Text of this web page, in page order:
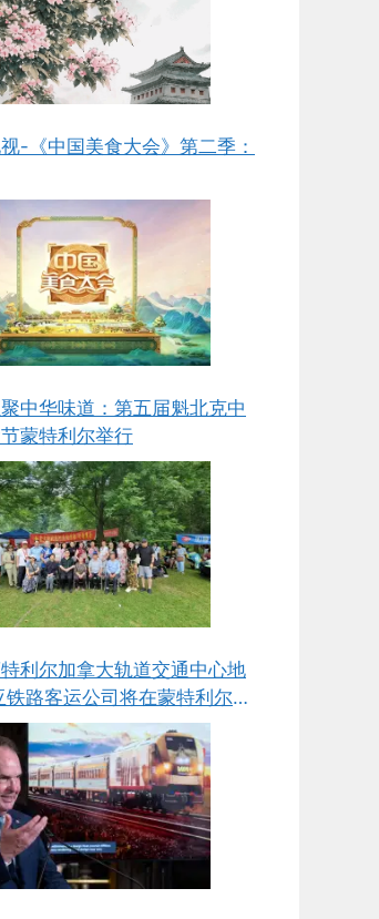
-《中国美食大会》第二季：
中华味道：第五届魁北克中
蒙特利尔举行
利尔加拿大轨道交通中心地
维护工厂